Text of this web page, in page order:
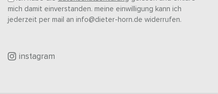
mich damit einverstanden. meine einwilligung kann ich
jederzeit per mail an info@dieter-horn.de widerrufen.
instagram